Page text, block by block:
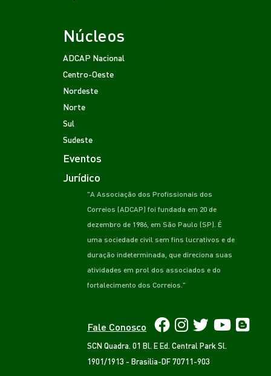
Núcleos
ADCAP Nacional
Centro-Oeste
Nordeste
Norte
Sul
Sudeste
Eventos
Jurídico
"A Associação dos Profissionais dos
Correios (ADCAP) foi fundada em 20 de
dezembro de 1986, em São Paulo (SP). É
uma sociedade civil sem fins lucrativos e de
duração indeterminada, que direciona suas
atividades em prol dos associados e do
fortalecimento dos Correios."
Fale Conosco
SCN Quadra. 01 Bl. E Ed. Central Park Sl.
1901/1913 - Brasilia-DF 70711-903